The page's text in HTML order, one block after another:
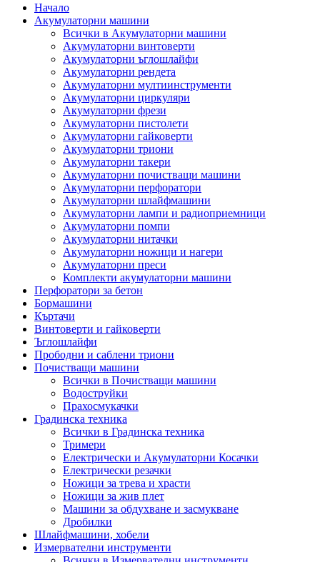
Начало
Акумулаторни машини
Всички в Акумулаторни машини
Акумулаторни винтоверти
Акумулаторни ъглошлайфи
Акумулаторни рендета
Акумулаторни мултиинструменти
Акумулаторни циркуляри
Акумулаторни фрези
Акумулаторни пистолети
Акумулаторни гайковерти
Акумулаторни триони
Акумулаторни такери
Акумулаторни почистващи машини
Акумулаторни перфоратори
Акумулаторни шлайфмашини
Акумулаторни лампи и радиоприемници
Акумулаторни помпи
Акумулаторни нитачки
Акумулаторни ножици и нагери
Акумулаторни преси
Комплекти акумулаторни машини
Перфоратори за бетон
Бормашини
Къртачи
Винтоверти и гайковерти
Ъглошлайфи
Прободни и саблени триони
Почистващи машини
Всички в Почистващи машини
Водоструйки
Прахосмукачки
Градинска техника
Всички в Градинска техника
Тримери
Електрически и Акумулаторни Косачки
Електрически резачки
Ножици за трева и храсти
Ножици за жив плет
Машини за обдухване и засмукване
Дробилки
Шлайфмашини, хобели
Измервателни инструменти